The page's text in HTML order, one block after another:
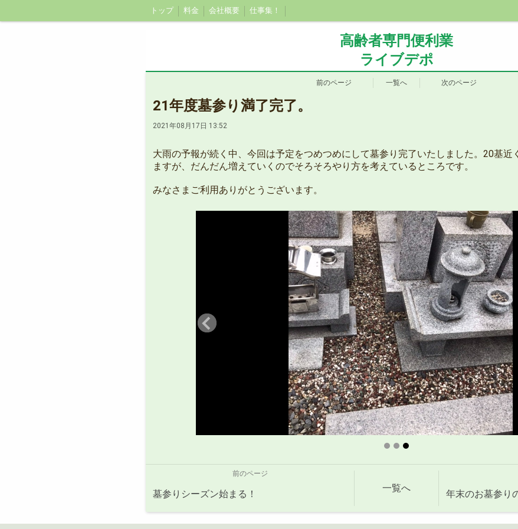
トップ 料金 会社概要 仕事集！
高齢者専門便利業
ライブデポ
前のページ 一覧へ 次のページ
21年度墓参り満了完了。
2021年08月17日 13:52
大雨の予報が続く中、今回は予定をつめつめにして墓参り完了いたしました。20基近
ますが、だんだん増えていくのでそろそろやり方を考えているところです。
みなさまご利用ありがとうございます。
前のページ
墓参りシーズン始まる！
一覧へ
年末のお墓参り